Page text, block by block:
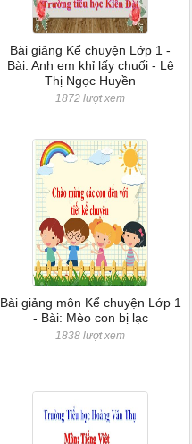
Bài giảng Kể chuyện Lớp 1 -
Bài: Anh em khỉ lấy chuối - Lê
Thị Ngọc Huyền
1872 lượt xem
Bài giảng môn Kể chuyện Lớp 1
- Bài: Mèo con bị lạc
1838 lượt xem